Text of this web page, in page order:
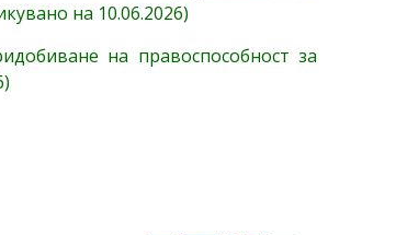
на 10.06.2026)
на правоспособност за